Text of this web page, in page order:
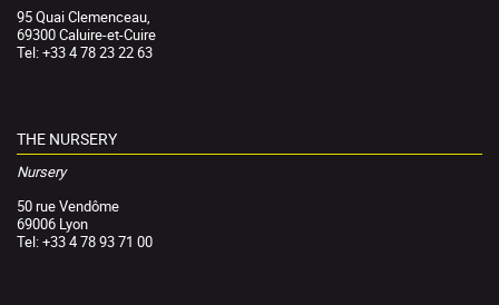
95 Quai Clemenceau,
69300 Caluire-et-Cuire
Tel: +33 4 78 23 22 63
THE NURSERY
Nursery
50 rue Vendôme
69006 Lyon
Tel: +33 4 78 93 71 00